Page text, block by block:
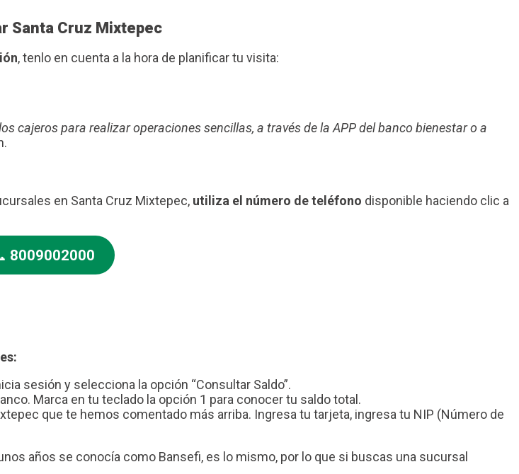
Santa Cruz Mixtepec
, tenlo en cuenta a la hora de planificar tu visita:
cajeros para realizar operaciones sencillas, a través de la APP del banco bienestar o a
en Santa Cruz Mixtepec, utiliza el número de teléfono disponible haciendo clic a
8009002000
sesión y selecciona la opción “Consultar Saldo”.
Marca en tu teclado la opción 1 para conocer tu saldo total.
que te hemos comentado más arriba. Ingresa tu tarjeta, ingresa tu NIP (Número de
años se conocía como Bansefi, es lo mismo, por lo que si buscas una sucursal